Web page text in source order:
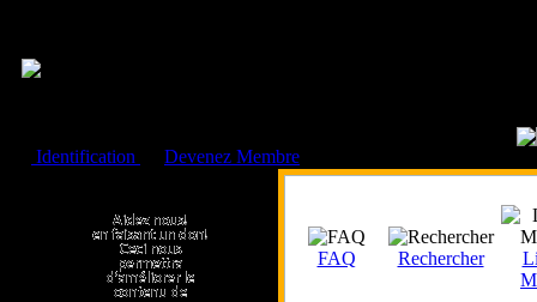
Identification
Devenez Membre
FAQ Rechercher